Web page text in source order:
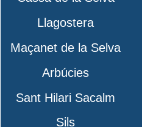
Llagostera
Maçanet de la Selva
Arbúcies
Sant Hilari Sacalm
Sils